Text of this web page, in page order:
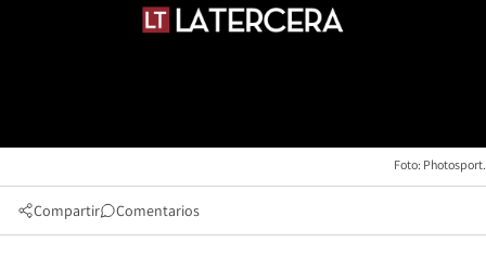
Foto: Photosport.
Compartir Comentarios